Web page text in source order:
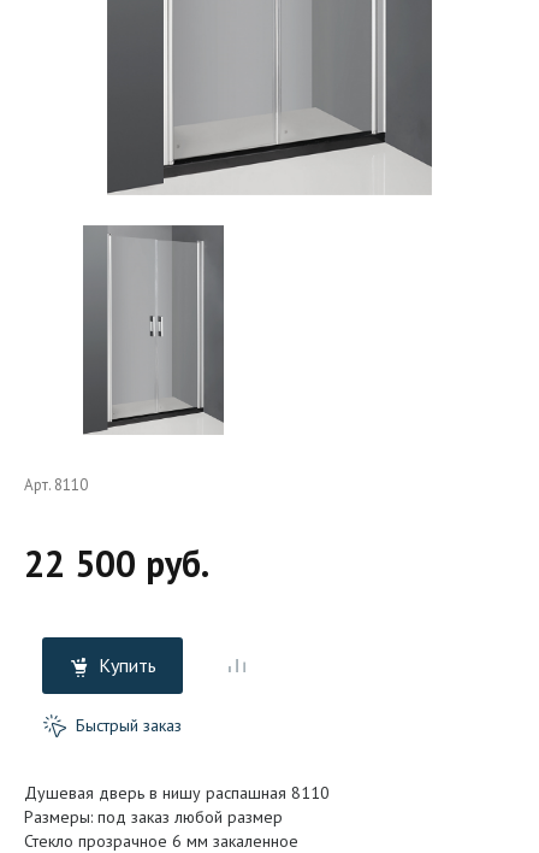
Арт. 8110
22 500 руб.
Купить
Быстрый заказ
Душевая дверь в нишу распашная 8110
Размеры: под заказ любой размер
Стекло прозрачное 6 мм закаленное